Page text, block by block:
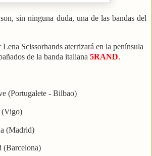
son, sin ninguna duda, una de las bandas del
Scissorhands aterrizará en la península
de la banda italiana 5RAND.
(Portugalete - Bilbao)
(Vigo)
(Madrid)
(Barcelona)